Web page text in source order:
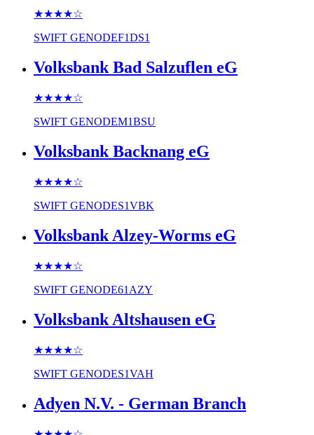
★★★★☆
SWIFT GENODEF1DS1
Volksbank Bad Salzuflen eG
★★★★☆
SWIFT GENODEM1BSU
Volksbank Backnang eG
★★★★☆
SWIFT GENODES1VBK
Volksbank Alzey-Worms eG
★★★★☆
SWIFT GENODE61AZY
Volksbank Altshausen eG
★★★★☆
SWIFT GENODES1VAH
Adyen N.V. - German Branch